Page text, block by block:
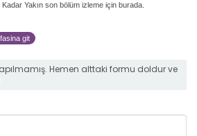
Yakın son bölüm izleme için burada.
git
Hemen alttaki formu doldur ve